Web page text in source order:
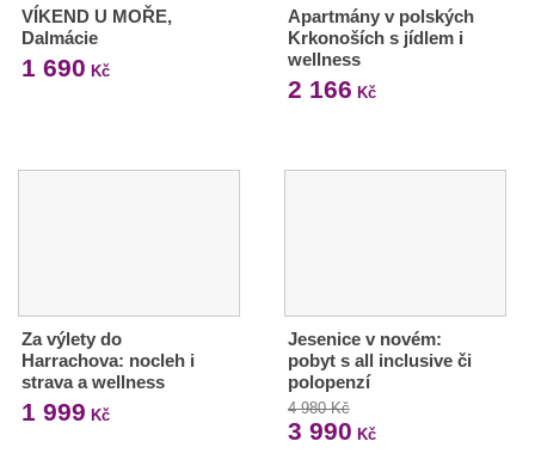
VÍKEND U MOŘE,
Dalmácie
1 690 Kč
Apartmány v polských
Krkonoších s jídlem i
wellness
2 166 Kč
Za výlety do
Harrachova: nocleh i
strava a wellness
1 999 Kč
Jesenice v novém:
pobyt s all inclusive či
polopenzí
4 980 Kč
3 990 Kč